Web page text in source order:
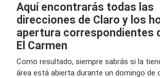
Aquí encontrarás todas las
direcciones de Claro y los
apertura correspondientes
El Carmen
Como resultado, siempre sabrás si la
área está abierta durante un domingo de